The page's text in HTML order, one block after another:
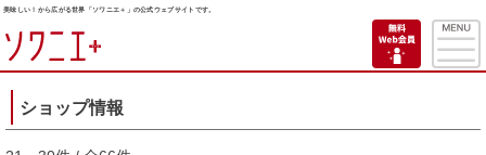
美味しい！から広がる世界「ソワニエ＋」の公式ウェブサイトです。
ショップ情報